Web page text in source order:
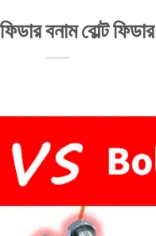
বনাম বোল্ট ফিডার